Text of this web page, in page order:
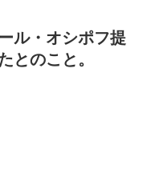
ル・オシポフ提
とのこと。